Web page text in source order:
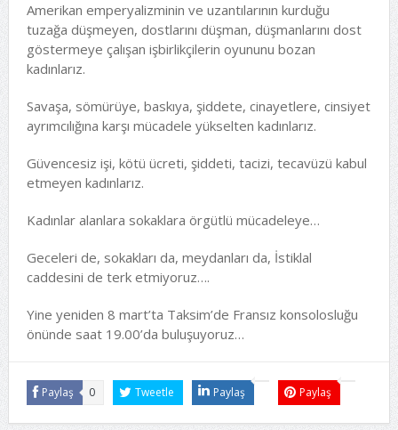
Amerikan emperyalizminin ve uzantılarının kurduğu
tuzağa düşmeyen, dostlarını düşman, düşmanlarını dost
göstermeye çalışan işbirlikçilerin oyununu bozan
kadınlarız.
Savaşa, sömürüye, baskıya, şiddete, cinayetlere, cinsiyet
ayrımcılığına karşı mücadele yükselten kadınlarız.
Güvencesiz işi, kötü ücreti, şiddeti, tacizi, tecavüzü kabul
etmeyen kadınlarız.
Kadınlar alanlara sokaklara örgütlü mücadeleye…
Geceleri de, sokakları da, meydanları da, İstiklal
caddesini de terk etmiyoruz….
Yine yeniden 8 mart’ta Taksim’de Fransız konsolosluğu
önünde saat 19.00’da buluşuyoruz…
Paylaş 0 Tweetle Paylaş Paylaş